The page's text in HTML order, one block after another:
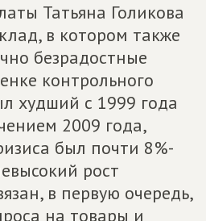
Татьяна Голикова
в котором также
безрадостные
контрольного
худший с 1999 года
2009 года,
был почти 8%-
рост
в первую очередь,
на товары и